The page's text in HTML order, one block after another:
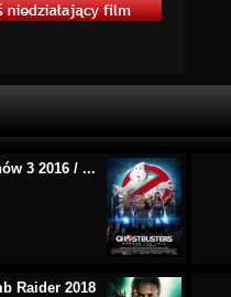
3 2016 / ...
Raider 2018